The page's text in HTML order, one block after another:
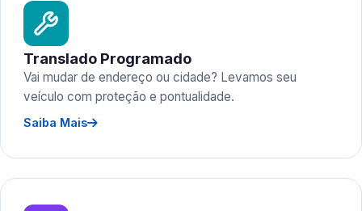
Translado Programado
Vai mudar de endereço ou cidade? Levamos seu
veículo com proteção e pontualidade.
Saiba Mais